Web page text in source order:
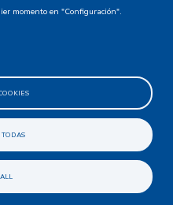
(ODS)
el Jue, 11/06/2020 - 12:47
los demás
su
y
momento en "Configuración".